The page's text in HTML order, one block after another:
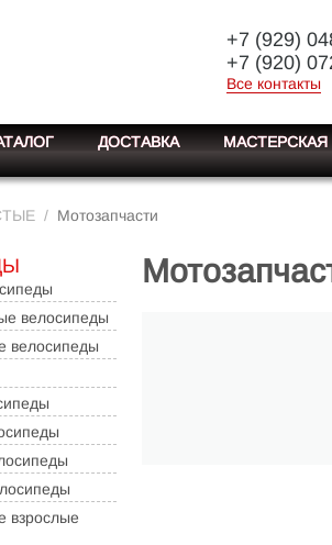
+7 (929)
+7 (920)
Все контакты
ДОСТАВКА МАСТЕРСКАЯ
/ Мотозапчасти
велосипеды
велосипеды
взрослые